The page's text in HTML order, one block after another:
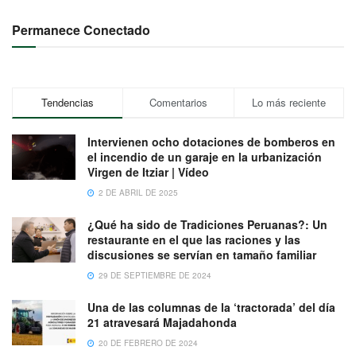
Permanece Conectado
Tendencias Comentarios Lo más reciente
Intervienen ocho dotaciones de bomberos en
el incendio de un garaje en la urbanización
Virgen de Itziar | Vídeo
2 DE ABRIL DE 2025
¿Qué ha sido de Tradiciones Peruanas?: Un
restaurante en el que las raciones y las
discusiones se servían en tamaño familiar
29 DE SEPTIEMBRE DE 2024
Una de las columnas de la ‘tractorada’ del día
21 atravesará Majadahonda
20 DE FEBRERO DE 2024